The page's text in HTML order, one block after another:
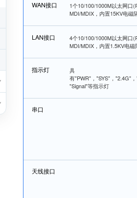
WAN接口
1个10/100/1000M以太网口
MDI/MDIX，内置15KV电磁
LAN接口
4个10/100/1000M以太网口
MDI/MDIX，内置1.5KV电磁
指示灯
具
有"PWR"，"SYS"，"2.4G"
"Signal"等指示灯
串口
天线接口